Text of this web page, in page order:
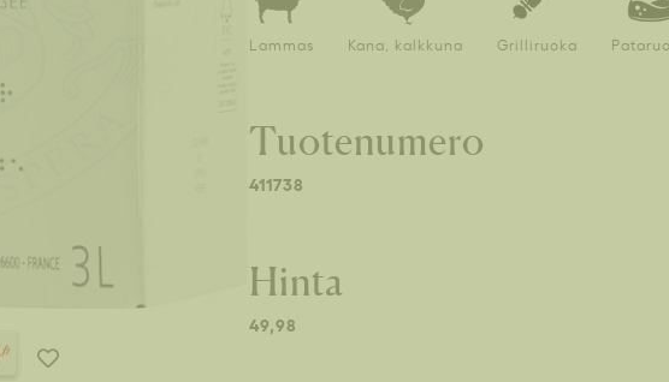
Lammas Kana, kalkkuna Grilliruoka
Tuotenumero
411738
Hinta
49,98